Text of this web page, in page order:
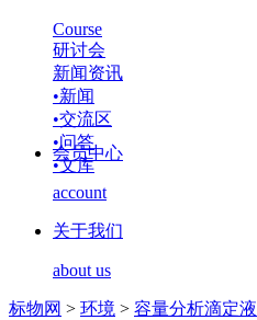
Course
研讨会
新闻资讯
•新闻
•交流区
•问答
•文库
会员中心
account
关于我们
about us
标物网 > 环境 > 容量分析滴定液